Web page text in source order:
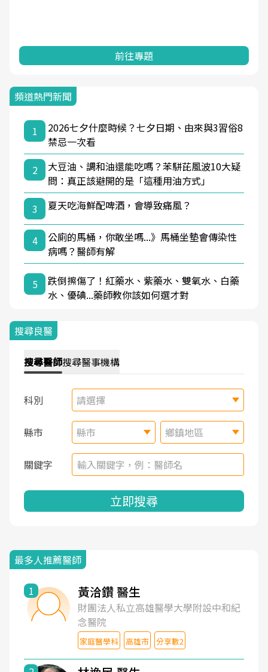
前往專題
頻道熱門新聞
1
2026七夕什麼時候？七夕日期、由來與3習俗8
禁忌一次看
2
大豆油、調和油還能吃嗎？苯駢芘風波10大疑
問：真正該避開的是「這種用油方式」
3
夏天吃海鮮配啤酒，會導致痛風？
4
公廁的馬桶，你敢坐嗎...》馬桶坐墊會傳染性
病嗎？醫師有解
5
跌倒擦傷了！紅藥水、紫藥水、雙氧水、白藥
水、優碘...藥師教你該如何選才對
搜尋良醫
搜尋醫師搜尋醫事機構
科別 請選擇
縣市 縣市 鄉鎮地區
關鍵字
立即搜尋
最多人推薦醫師
1 黃洽鑽 醫生
財團法人私立高雄醫學大學附設中和紀
念醫院
家庭醫學科 高雄市 分享數2